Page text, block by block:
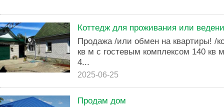
Коттедж для проживания или
Продажа /или обмен на квартиры! /
кв м с гостевым комплексом 140
4...
2025-06-25
Продам дом